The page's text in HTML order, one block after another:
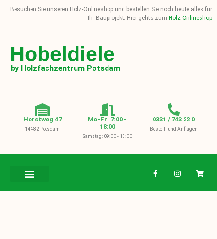
Besuchen Sie unseren Holz-Onlineshop und bestellen Sie noch heute alles für
Ihr Bauprojekt. Hier gehts zum Holz Onlineshop
Hobeldiele
by Holzfachzentrum Potsdam
Horstweg 47
14482 Potsdam
Mo-Fr: 7:00 -
18:00
Samstag: 09:00 - 13:00
0331 / 743 22 0
Bestell- und Anfragen